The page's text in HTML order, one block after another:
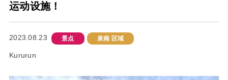
运动设施！
2023.08.23 景点 泉南 区域
Kururun